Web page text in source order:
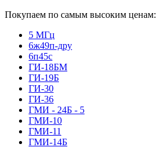
Покупаем по самым высоким ценам:
5 МГц
6ж49п-дру
6п45с
ГИ-18БМ
ГИ-19Б
ГИ-30
ГИ-36
ГМИ - 24Б - 5
ГМИ-10
ГМИ-11
ГМИ-14Б